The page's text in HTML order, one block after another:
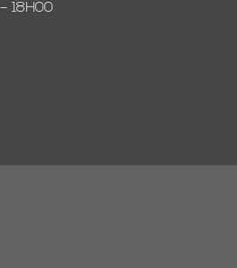
18H00